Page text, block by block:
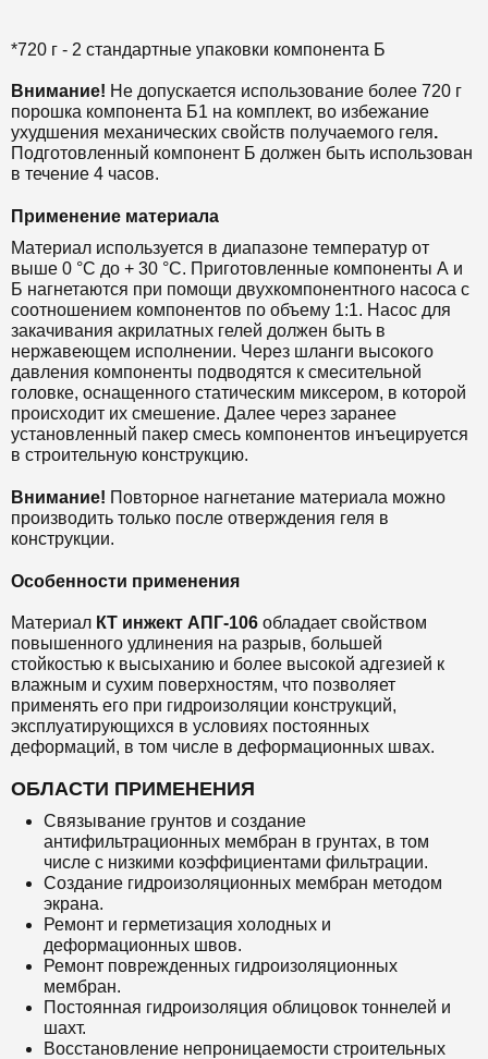
*720 г - 2 стандартные упаковки компонента Б
Внимание! Не допускается использование более 720 г
порошка компонента Б1 на комплект, во избежание
ухудшения механических свойств получаемого геля.
Подготовленный компонент Б должен быть использован
в течение 4 часов.
Применение материала
Материал используется в диапазоне температур от
выше 0 °С до + 30 °С. Приготовленные компоненты А и
Б нагнетаются при помощи двухкомпонентного насоса с
соотношением компонентов по объему 1:1. Насос для
закачивания акрилатных гелей должен быть в
нержавеющем исполнении. Через шланги высокого
давления компоненты подводятся к смесительной
головке, оснащенного статическим миксером, в которой
происходит их смешение. Далее через заранее
установленный пакер смесь компонентов инъецируется
в строительную конструкцию.
Внимание! Повторное нагнетание материала можно
производить только после отверждения геля в
конструкции.
Особенности применения
Материал КТ инжект АПГ-106 обладает свойством
повышенного удлинения на разрыв, большей
стойкостью к высыханию и более высокой адгезией к
влажным и сухим поверхностям, что позволяет
применять его при гидроизоляции конструкций,
эксплуатирующихся в условиях постоянных
деформаций, в том числе в деформационных швах.
ОБЛАСТИ ПРИМЕНЕНИЯ
Связывание грунтов и создание
антифильтрационных мембран в грунтах, в том
числе с низкими коэффициентами фильтрации.
Создание гидроизоляционных мембран методом
экрана.
Ремонт и герметизация холодных и
деформационных швов.
Ремонт поврежденных гидроизоляционных
мембран.
Постоянная гидроизоляция облицовок тоннелей и
шахт.
Восстановление непроницаемости строительных